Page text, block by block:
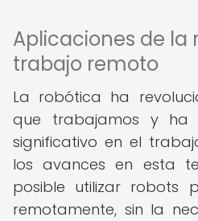
Aplicaciones de la
trabajo remoto
La robótica ha
que trabajamos y ha
significativo en el
los avances en esta
posible utilizar robots
remotamente, sin la